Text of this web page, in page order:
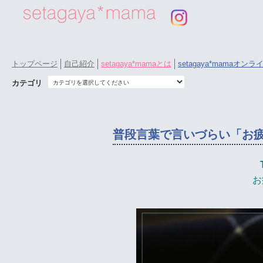
トップページ 自己紹介 setagaya*mamaとは setagaya*mamaオンラ
カテゴリ
普段言葉で言いづらい「お